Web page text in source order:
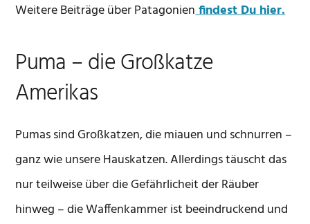
Weitere Beiträge über Patagonienfindest Du hier.
Puma – die Großkatze
Amerikas
Pumas sind Großkatzen, die miauen und schnurren –
ganz wie unsere Hauskatzen. Allerdings täuscht das
nur teilweise über die Gefährlicheit der Räuber
hinweg – die Waffenkammer ist beeindruckend und